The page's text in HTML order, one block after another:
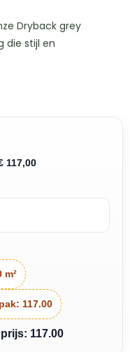
Dryback grey
die stijl en
117,00
m²
117.00
117.00